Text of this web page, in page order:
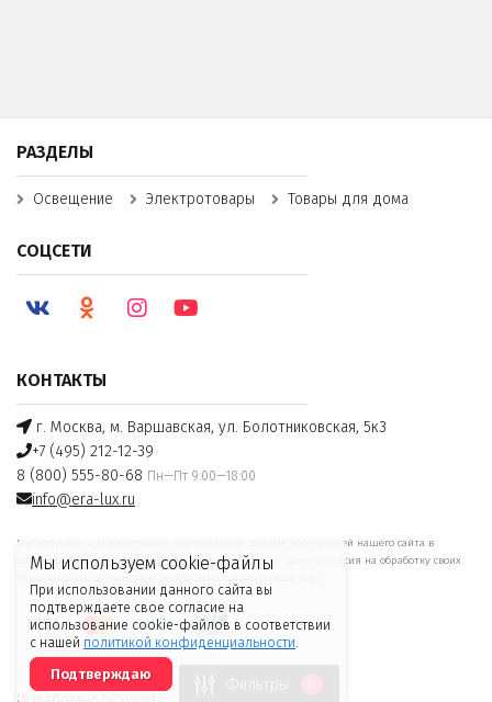
Мы используем cookie-файлы
При использовании данного сайта вы
подтверждаете свое согласие на
использование cookie-файлов в соответствии
с нашей политикой конфиденциальности.
Подтверждаю
КОНТАКТЫ
г. Москва, м. Варшавская, ул. Болотниковская, 5к3
+7 (495) 212-12-39
8 (800) 555-80-68 Пн—Пт 9:00—18:00
info@era-lux.ru
Мы получаем и обрабатываем персональные данные посетителей нашего сайта в
соответствии софициальной политикой. Если вы не даете согласия на обработку своих
персональных данных, Вам необходимо покинуть наш сайт.
РАЗДЕЛЫ
Освещение Электротовары Товары для дома
СОЦСЕТИ